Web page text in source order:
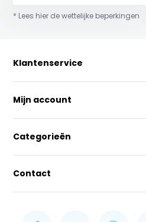
* Lees hier de wettelijke beperkingen
Klantenservice
Mijn account
Categorieën
Contact